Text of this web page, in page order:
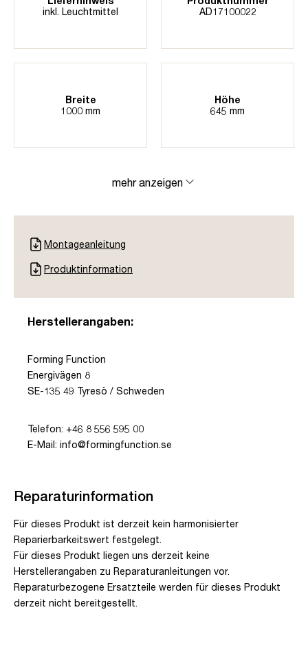
inkl. Leuchtmittel
AD17100022
Breite
1000 mm
Höhe
645 mm
mehr anzeigen
Montageanleitung
Produktinformation
Herstellerangaben:
Forming Function
Energivägen 8
SE-135 49 Tyresö / Schweden
Telefon: +46 8 556 595 00
E-Mail: info@formingfunction.se
Reparaturinformation
Für dieses Produkt ist derzeit kein harmonisierter
Reparierbarkeitswert festgelegt.
Für dieses Produkt liegen uns derzeit keine
Herstellerangaben zu Reparaturanleitungen vor.
Reparaturbezogene Ersatzteile werden für dieses Produkt
derzeit nicht bereitgestellt.